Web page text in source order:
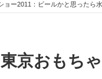
ョー2011：ビールかと思ったら
東京おもち